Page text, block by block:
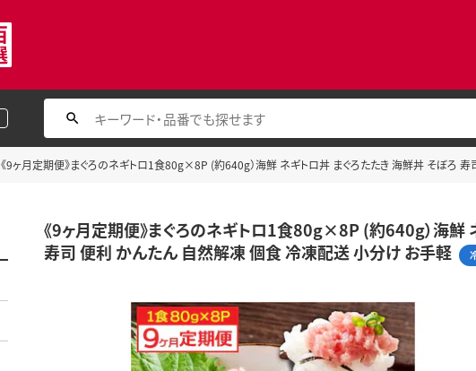
《9ヶ月定期便》まぐろのネギトロ1食80g×8P (約640g）海鮮 ネギトロ丼 まぐろたたき 海鮮丼 そぼ
《9ヶ月定期便》まぐろのネギトロ1食80g×8P (約640g）海
寿司 便利 かんたん 自然解凍 個食 冷凍配送 小分け お手軽